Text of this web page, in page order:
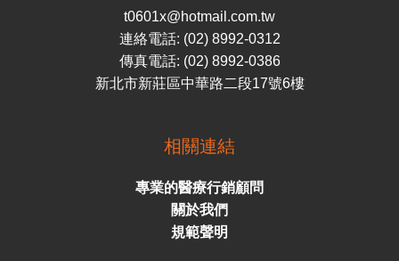
t0601x@hotmail.com.tw
連絡電話: (02) 8992-0312
傳真電話: (02) 8992-0386
新北市新莊區中華路二段17號6樓
相關連結
專業的醫療行銷顧問
關於我們
規範聲明